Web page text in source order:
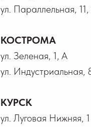
ул. Параллельная,
КОСТРОМА
ул. Зеленая, 1, А
ул. Индустриальная,
КУРСК
ул. Луговая Нижняя, 1